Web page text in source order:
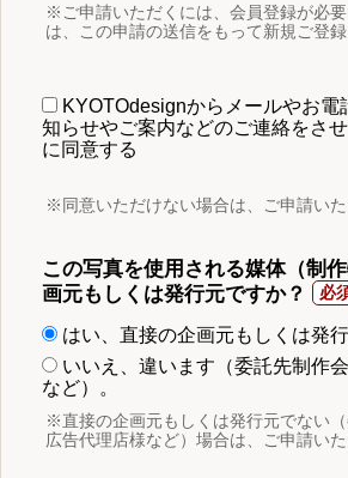
※ご申請いただくには、会員登録が必
は、この申請の送信をもって新規ご登録
KYOTOdesignからメールやお電
知らせやご案内などのご連絡をさ
に同意する
※同意いただけない場合は、ご申請いた
この写真を使用される媒体（制
画元もしくは発行元ですか？
はい、直接の企画元もしくは発行
いいえ、違います（委託先制作
など）。
※直接の企画元もしくは発行元でない（
広告代理店様など）場合は、ご申請いた